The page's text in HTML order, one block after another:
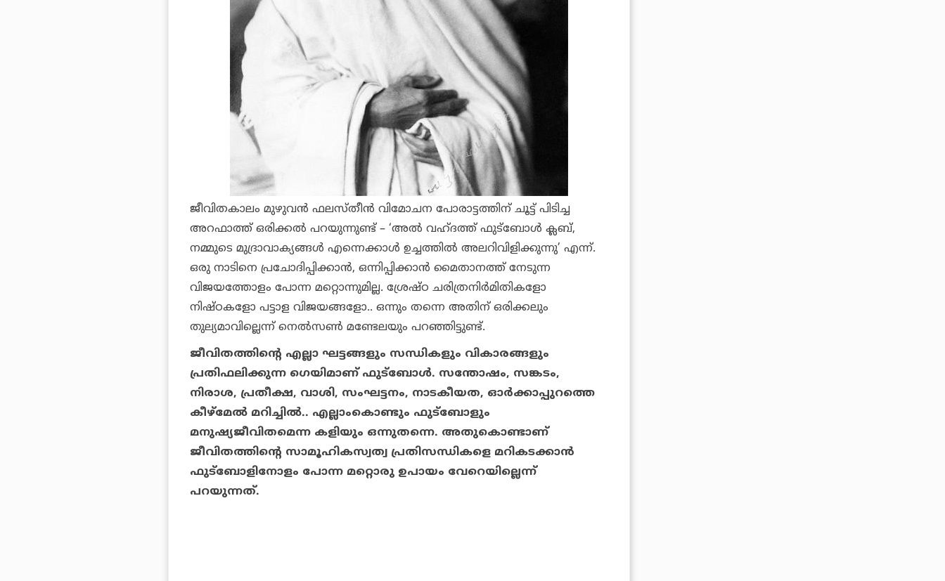
ജീവിതകാലം മുഴുവന്‍ ഫലസ്തീന്‍ വിമോചന പോരാട്ടത്തിന് ചൂട്ട് പിടിച്ച
അറഫാത്ത് ഒരിക്കല്‍ പറയുന്നുണ്ട് – ‘അല്‍ വഹ്ദത്ത് ഫുട്‌ബോള്‍ ക്ലബ്,
നമ്മുടെ മുദ്രാവാക്യങ്ങള്‍ എന്നെക്കാള്‍ ഉച്ചത്തില്‍ അലറിവിളിക്കുന്നു’ എന്ന്.
ഒരു നാടിനെ പ്രചോദിപ്പിക്കാന്‍, ഒന്നിപ്പിക്കാന്‍ മൈതാനത്ത് നേടുന്ന
വിജയത്തോളം പോന്ന മറ്റൊന്നുമില്ല. ശ്രേഷ്ഠ ചരിത്രനിര്‍മിതികളോ
നിഷ്ഠകളോ പട്ടാള വിജയങ്ങളോ.. ഒന്നും തന്നെ അതിന് ഒരിക്കലും
തുല്യമാവില്ലെന്ന് നെല്‍സണ്‍ മണ്ടേലയും പറഞ്ഞിട്ടുണ്ട്.
ജീവിതത്തിന്റെ എല്ലാ ഘട്ടങ്ങളും സന്ധികളും വികാരങ്ങളും
പ്രതിഫലിക്കുന്ന ഗെയിമാണ് ഫുട്ബോള്‍. സന്തോഷം, സങ്കടം,
നിരാശ, പ്രതീക്ഷ, വാശി, സംഘട്ടനം, നാടകീയത, ഓര്‍ക്കാപ്പുറത്തെ
കീഴ്‌മേല്‍ മറിച്ചില്‍.. എല്ലാംകൊണ്ടും ഫുട്ബോളും
മനുഷ്യജീവിതമെന്ന കളിയും ഒന്നുതന്നെ. അതുകൊണ്ടാണ്
ജീവിതത്തിന്റെ സാമൂഹികസ്വത്വ പ്രതിസന്ധികളെ മറികടക്കാന്‍
ഫുട്‌ബോളിനോളം പോന്ന മറ്റൊരു ഉപായം വേറെയില്ലെന്ന്
പറയുന്നത്.